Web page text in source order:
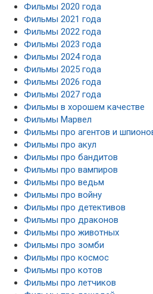
Фильмы 2020 года
Фильмы 2021 года
Фильмы 2022 года
Фильмы 2023 года
Фильмы 2024 года
Фильмы 2025 года
Фильмы 2026 года
Фильмы 2027 года
Фильмы в хорошем качестве
Фильмы Марвел
Фильмы про агентов и
Фильмы про акул
Фильмы про бандитов
Фильмы про вампиров
Фильмы про ведьм
Фильмы про войну
Фильмы про детективов
Фильмы про драконов
Фильмы про животных
Фильмы про зомби
Фильмы про космос
Фильмы про котов
Фильмы про летчиков